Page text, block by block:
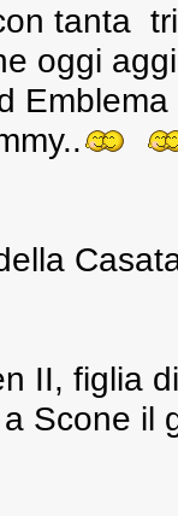
tanta
oggi
II, figlia
Scone il